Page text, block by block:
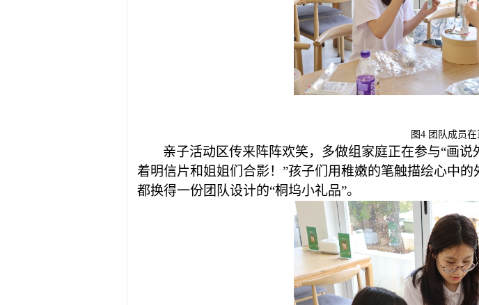
图4 团队成员
亲子活动区传来阵阵欢笑，多做组家庭正在参与“画说
着明信片和姐姐们合影！”孩子们用稚嫩的笔触描绘心中
都换得一份团队设计的“桐坞小礼品”。